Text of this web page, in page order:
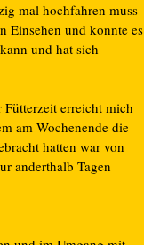
mal hochfahren muss
Einsehen und konnte es
und hat sich
erreicht mich
am Wochenende die
hatten war von
anderthalb Tagen